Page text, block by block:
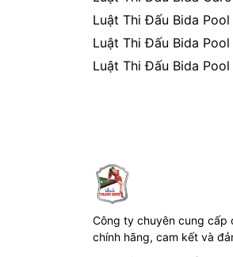
Luật Thi Đấu Bida
Luật Thi Đấu Bida
Luật Thi Đấu Bida Pool
Công ty chuyên cung cấp
chính hãng, cam kết và